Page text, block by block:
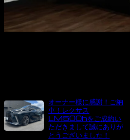
オーナー様に感謝！ご納
車！レクサス
LM500hをご成約い
ただきまして誠にありが
とうございました！